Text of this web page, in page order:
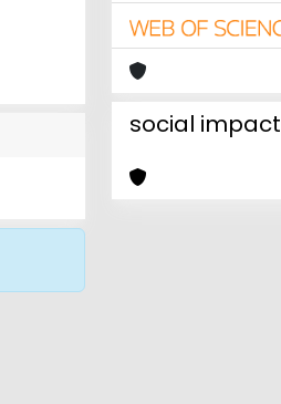
social impact